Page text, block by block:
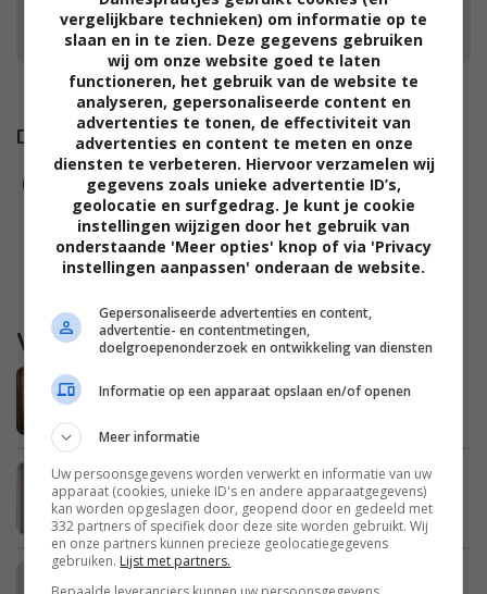
bakken vol positieve inspiratie.
Damespraatjes op
Waargebeurd
Marieke: “De kinderen in pyjama naar
school brengen is niet zo erg toch?”
Julie: “Na het wegvallen van mijn man
bleek dat we enorme schulden hebben”
Erica: “Mijn zus is een enorme
vergelijkbare technieken) om informatie op te
slaan en in te zien. Deze gegevens gebruiken
wij om onze website goed te laten
functioneren, het gebruik van de website te
analyseren, gepersonaliseerde content en
advertenties te tonen, de effectiviteit van
advertenties en content te meten en onze
diensten te verbeteren. Hiervoor verzamelen wij
gegevens zoals unieke advertentie ID’s,
geolocatie en surfgedrag. Je kunt je cookie
instellingen wijzigen door het gebruik van
onderstaande 'Meer opties' knop of via 'Privacy
instellingen aanpassen' onderaan de website.
Gepersonaliseerde advertenties en content,
advertentie- en contentmetingen,
doelgroepenonderzoek en ontwikkeling van diensten
Informatie op een apparaat opslaan en/of openen
Meer informatie
Uw persoonsgegevens worden verwerkt en informatie van uw
apparaat (cookies, unieke ID's en andere apparaatgegevens)
kan worden opgeslagen door, geopend door en gedeeld met
332 partners of specifiek door deze site worden gebruikt. Wij
en onze partners kunnen precieze geolocatiegegevens
gebruiken. Lijst met partners.